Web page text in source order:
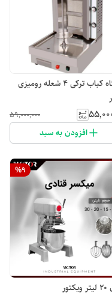
دستگاه کباب ترکی ۴ شعله رومیزی
۵۹٬۰۰۰٬۰۰۰
افزودن به سبد
%9